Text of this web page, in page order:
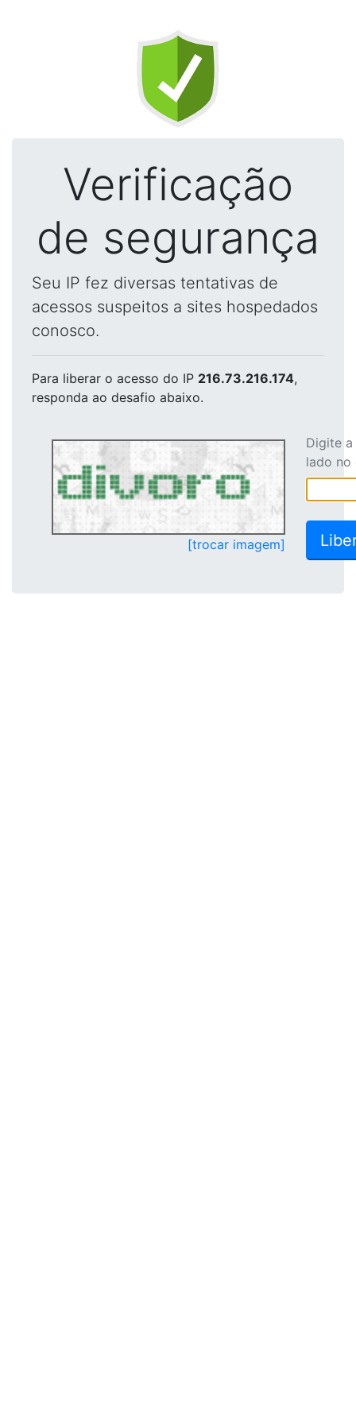
Verificação
de segurança
Seu IP fez diversas tentativas de
acessos suspeitos a sites hospedados
conosco.
Para liberar o acesso do IP 216.73.216.174,
responda ao desafio abaixo.
[trocar imagem]
Digite
lado no